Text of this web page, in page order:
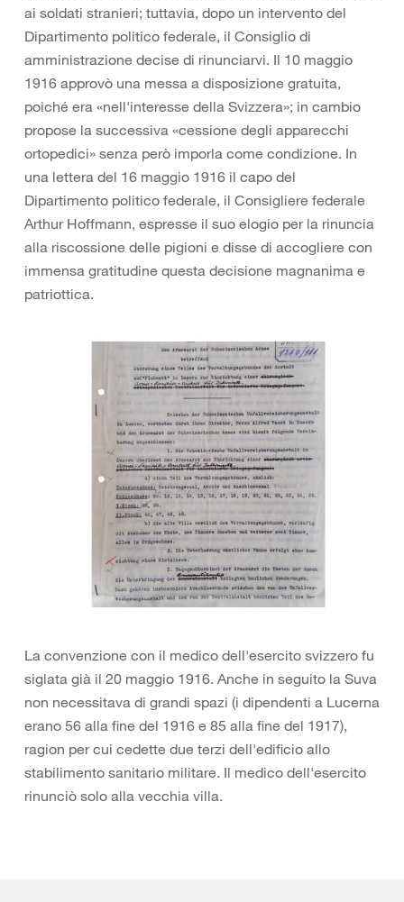
ai soldati stranieri; tuttavia, dopo un intervento del
Dipartimento politico federale, il Consiglio di
amministrazione decise di rinunciarvi. Il 10 maggio
1916 approvò una messa a disposizione gratuita,
poiché era «nell'interesse della Svizzera»; in cambio
propose la successiva «cessione degli apparecchi
ortopedici» senza però imporla come condizione. In
una lettera del 16 maggio 1916 il capo del
Dipartimento politico federale, il Consigliere federale
Arthur Hoffmann, espresse il suo elogio per la rinuncia
alla riscossione delle pigioni e disse di accogliere con
immensa gratitudine questa decisione magnanima e
patriottica.
La convenzione con il medico dell'esercito svizzero fu
siglata già il 20 maggio 1916. Anche in seguito la Suva
non necessitava di grandi spazi (i dipendenti a Lucerna
erano 56 alla fine del 1916 e 85 alla fine del 1917),
ragion per cui cedette due terzi dell'edificio allo
stabilimento sanitario militare. Il medico dell'esercito
rinunciò solo alla vecchia villa.